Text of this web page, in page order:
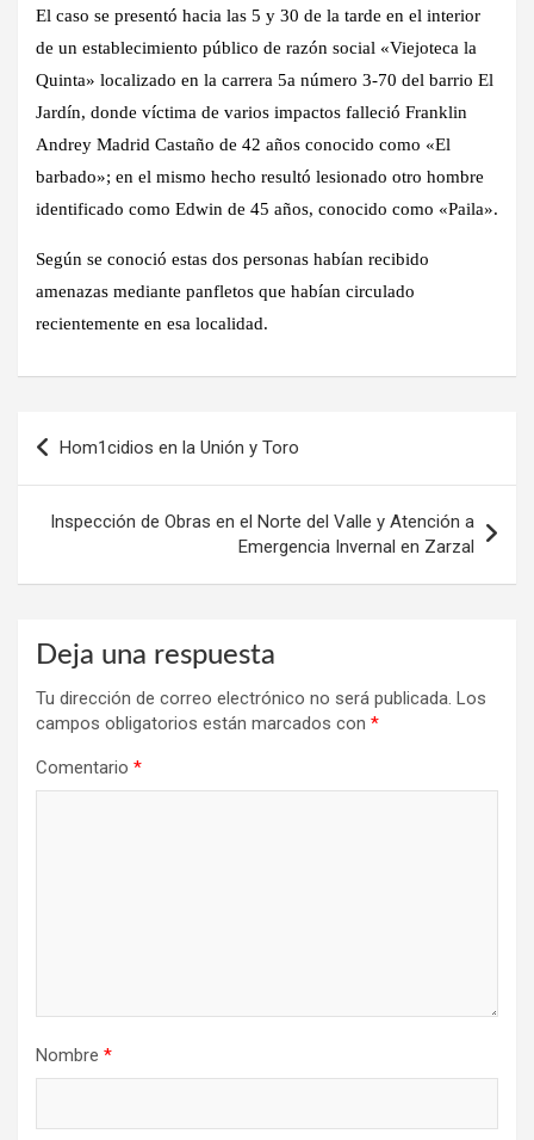
El caso se presentó hacia las 5 y 30 de la tarde en el interior
de un establecimiento público de razón social «Viejoteca la
Quinta» localizado en la carrera 5a número 3-70 del barrio El
Jardín, donde víctima de varios impactos falleció Franklin
Andrey Madrid Castaño de 42 años conocido como «El
barbado»; en el mismo hecho resultó lesionado otro hombre
identificado como Edwin de 45 años, conocido como «Paila».
Según se conoció estas dos personas habían recibido
amenazas mediante panfletos que habían circulado
recientemente en esa localidad.
Hom1cidios en la Unión y Toro
Inspección de Obras en el Norte del Valle y Atención a
Emergencia Invernal en Zarzal
Deja una respuesta
Tu dirección de correo electrónico no será publicada. Los
campos obligatorios están marcados con *
Comentario *
Nombre *